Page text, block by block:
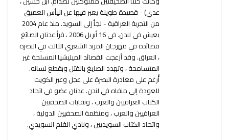
عدي) - قصيدة طويلة يعبر فيها عن اليأس العميق
من التجربة العراقية - لجأ إلى السويد. منذ عام 2004
يعيش في لندن. في 16 أبريل 2006 ، قرأ عدنان الصائغ
قصائده في مهرجان المربد الشعري الثالث في البصرة
، العراق. وقد أزعجت القصائد الميليشيا المسلحة غير
المتسامحة ، وتهدد الصايغ بالقتل وبقطع لسانه.
أُرغم على مغادرة البصرة على عجل وعبر الكويت
للعودة إلى منفاه في لندن. عدنان عضو في اتحاد
الكتاب العراقيين والعرب ، ونقابات الصحفيين
العراقيين والعرب ، ومنظمة الصحفيين الدولية ،
واتحاد الكتاب السويديين ، ونادي القلم السويدي.